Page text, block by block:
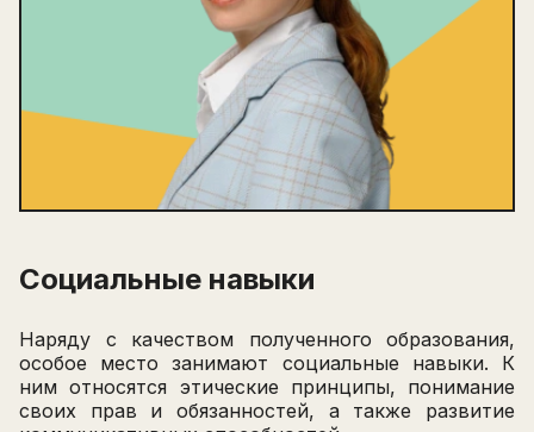
Социальные навыки
Наряду с качеством полученного образования,
особое место занимают социальные навыки. К
ним относятся этические принципы, понимание
своих прав и обязанностей, а также развитие